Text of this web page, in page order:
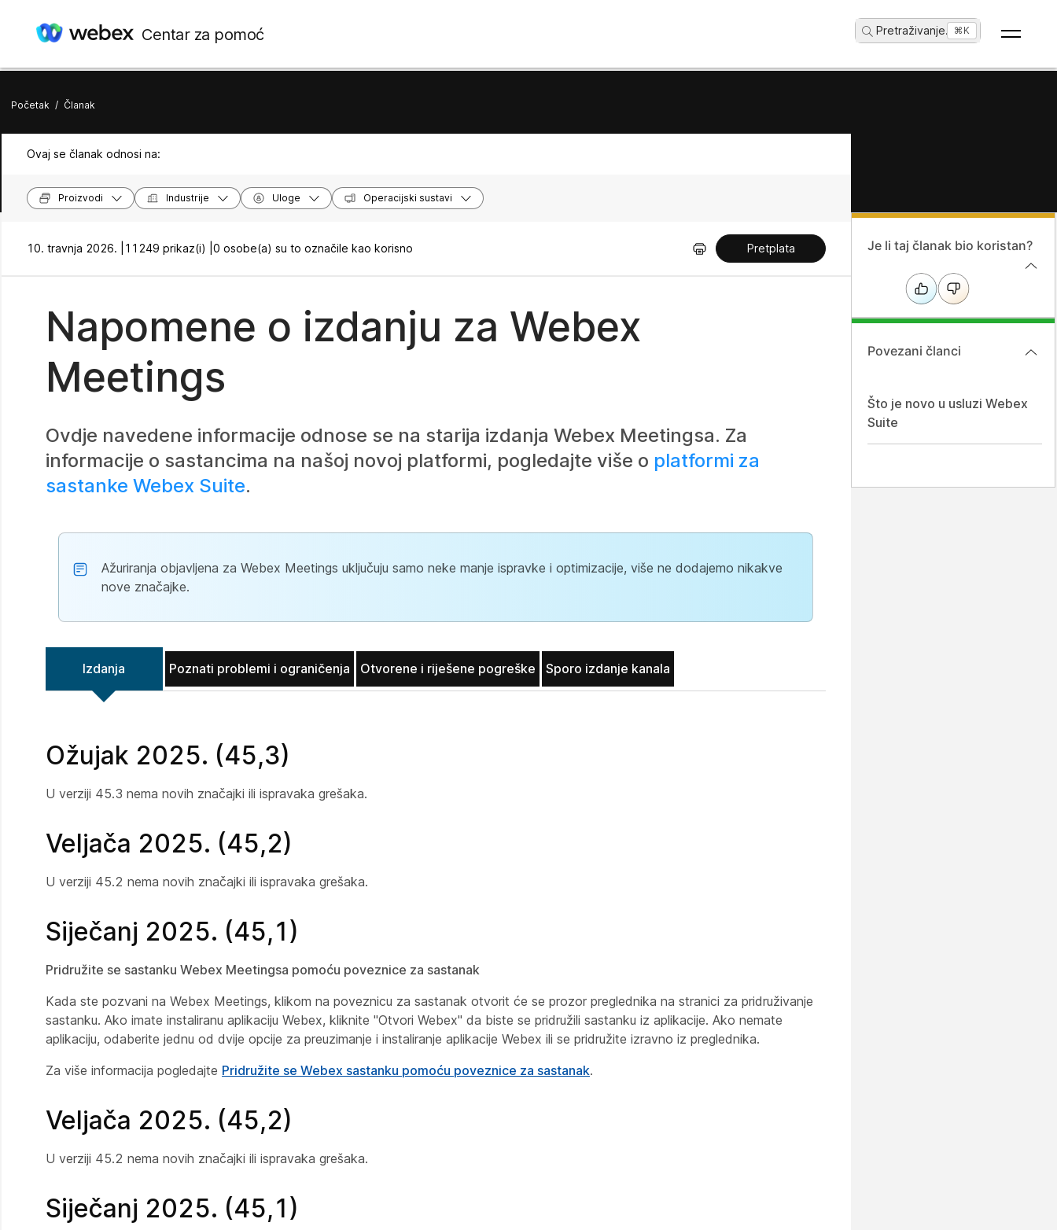
Centar za pomoć Pretraživanje... ⌘K
Početak / Članak
Ovaj se članak odnosi na:
Proizvodi Industrije Uloge Operacijski sustavi
10. travnja 2026. | 11249 prikaz(i) | 0 osobe(a) su to označile kao korisno Pretplata
Napomene o izdanju za Webex
Meetings
Ovdje navedene informacije odnose se na starija izdanja Webex Meetingsa. Za
informacije o sastancima na našoj novoj platformi, pogledajte više o platformi za
sastanke Webex Suite.
Ažuriranja objavljena za Webex Meetings uključuju samo neke manje ispravke i optimizacije, više ne dodajemo nikakve
nove značajke.
Izdanja Poznati problemi i ograničenja Otvorene i riješene pogreške Sporo izdanje kanala
Ožujak 2025. (45,3)
U verziji 45.3 nema novih značajki ili ispravaka grešaka.
Veljača 2025. (45,2)
U verziji 45.2 nema novih značajki ili ispravaka grešaka.
Siječanj 2025. (45,1)
Pridružite se sastanku Webex Meetingsa pomoću poveznice za sastanak
Kada ste pozvani na Webex Meetings, klikom na poveznicu za sastanak otvorit će se prozor preglednika na stranici za pridruživanje
sastanku. Ako imate instaliranu aplikaciju Webex, kliknite "Otvori Webex" da biste se pridružili sastanku iz aplikacije. Ako nemate
aplikaciju, odaberite jednu od dvije opcije za preuzimanje i instaliranje aplikacije Webex ili se pridružite izravno iz preglednika.
Za više informacija pogledajte Pridružite se Webex sastanku pomoću poveznice za sastanak.
Veljača 2025. (45,2)
U verziji 45.2 nema novih značajki ili ispravaka grešaka.
Siječanj 2025. (45,1)
Je li taj članak bio koristan?
Povezani članci
Što je novo u usluzi Webex
Suite